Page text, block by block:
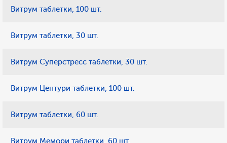
Витрум таблетки, 100 шт.
Витрум таблетки, 30 шт.
Витрум Суперстресс таблетки, 30 шт.
Витрум Центури таблетки, 100 шт.
Витрум таблетки, 60 шт.
Витрум Мемори таблетки, 60 шт.